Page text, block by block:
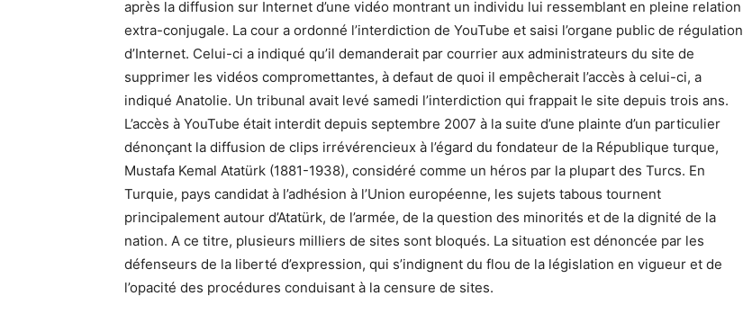
après la diffusion sur Internet d’une vidéo montrant un individu lui ressemblant en pleine relation
extra-conjugale. La cour a ordonné l’interdiction de YouTube et saisi l’organe public de régulation
d’Internet. Celui-ci a indiqué qu’il demanderait par courrier aux administrateurs du site de
supprimer les vidéos compromettantes, à defaut de quoi il empêcherait l’accès à celui-ci, a
indiqué Anatolie. Un tribunal avait levé samedi l’interdiction qui frappait le site depuis trois ans.
L’accès à YouTube était interdit depuis septembre 2007 à la suite d’une plainte d’un particulier
dénonçant la diffusion de clips irrévérencieux à l’égard du fondateur de la République turque,
Mustafa Kemal Atatürk (1881-1938), considéré comme un héros par la plupart des Turcs. En
Turquie, pays candidat à l’adhésion à l’Union européenne, les sujets tabous tournent
principalement autour d’Atatürk, de l’armée, de la question des minorités et de la dignité de la
nation. A ce titre, plusieurs milliers de sites sont bloqués. La situation est dénoncée par les
défenseurs de la liberté d’expression, qui s’indignent du flou de la législation en vigueur et de
l’opacité des procédures conduisant à la censure de sites.